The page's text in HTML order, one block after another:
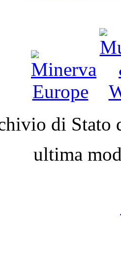
di Stato
ultima